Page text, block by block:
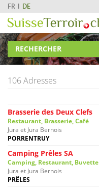
FR DE
RECHERCHER
106 Adresses
Brasserie des Deux Clefs
Restaurant, Brasserie, Café
Jura et Jura Bernois
PORRENTRUY
Camping Prêles SA
Camping, Restaurant, Buvette
Jura et Jura Bernois
PRÊLES